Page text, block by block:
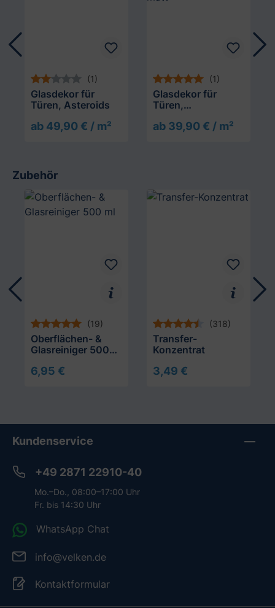
(1)
Glasdekor für
Türen, Asteroids
ab 49,90 € / m²
(1)
Glasdekor für
Türen,
Streifenverlauf
ab 39,90 € / m²
Zubehör
Produktgalerie überspringen
(19)
Oberflächen- &
Glasreiniger 500
6,95 €
(318)
Transfer-
Konzentrat
3,49 €
Kundenservice
+49 2871 22910-40
Mo.–Do., 08:00–17:00 Uhr
Fr. bis 14:30 Uhr
WhatsApp Chat
info@velken.de
Kontaktformular